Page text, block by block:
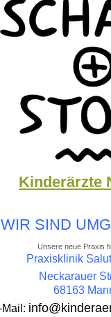
Kinderärzte
WIR SIND
Unsere neue Praxis
Praxisklinik
Neckarauer
68163
Mail: